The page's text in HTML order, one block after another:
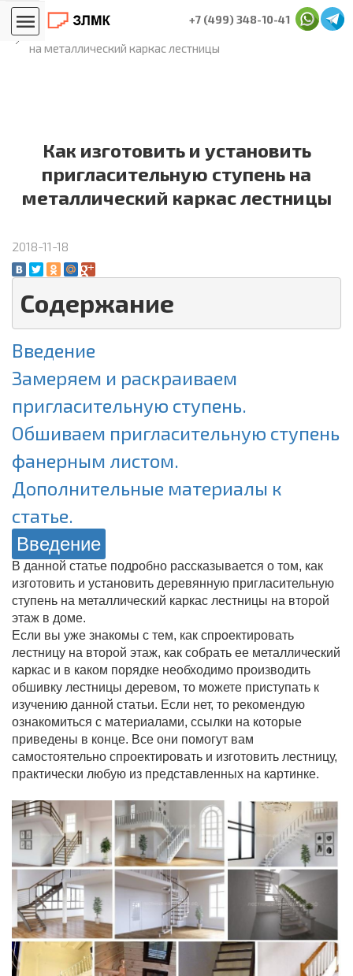
+7 (499) 348-10-41
Главная
Блог лестничников
Как изготовить и установить пригласительную ступень
на металлический каркас лестницы
Как изготовить и установить
пригласительную ступень на
металлический каркас лестницы
2018-11-18
Содержание
Введение
Замеряем и раскраиваем
пригласительную ступень.
Обшиваем пригласительную ступень
фанерным листом.
Дополнительные материалы к
статье.
Введение
В данной статье подробно рассказывается о том, как
изготовить и установить деревянную пригласительную
ступень на металлический каркас лестницы на второй
этаж в доме.
Если вы уже знакомы с тем, как спроектировать
лестницу на второй этаж, как собрать ее металлический
каркас и в каком порядке необходимо производить
обшивку лестницы деревом, то можете приступать к
изучению данной статьи. Если нет, то рекомендую
ознакомиться с материалами, ссылки на которые
приведены в конце. Все они помогут вам
самостоятельно спроектировать и изготовить лестницу,
практически любую из представленных на картинке.